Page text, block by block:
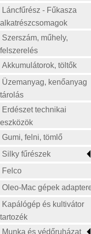
Etesia
Felco
FEVILL
FG-KOMBI
FLEURELLE TURBOLUX
FLYMO
Forestal
Fullas
Greenworks
GTM
Hazex
Hecht
HERKULES
Homelite
Láncfűrész - Fűkasza
alkatrészcsomagok
Szerszám, műhely,
felszerelés
Akkumulátorok, töltők
Üzemanyag, kenőanyag
tárolás
Erdészet technikai
eszközök
Gumi, felni, tömlő
Silky fűrészek
Felco
Oleo-Mac gépek
Kapálógép és kultivátor
tartozék
Munka és védőruházat